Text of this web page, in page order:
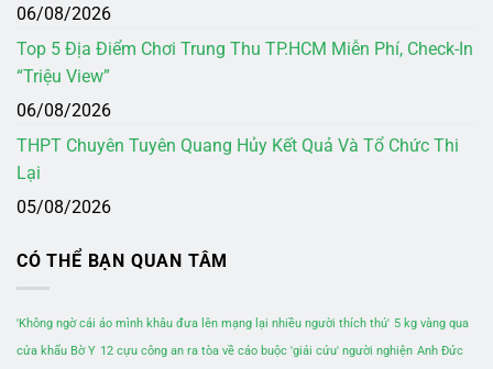
06/08/2026
Top 5 Địa Điểm Chơi Trung Thu TP.HCM Miễn Phí, Check-In
“Triệu View”
06/08/2026
THPT Chuyên Tuyên Quang Hủy Kết Quả Và Tổ Chức Thi
Lại
05/08/2026
CÓ THỂ BẠN QUAN TÂM
'Không ngờ cái áo mình khâu đưa lên mạng lại nhiều người thích thú' 5 kg vàng qua
cửa khẩu Bờ Y 12 cựu công an ra tòa về cáo buộc 'giải cứu' người nghiện Anh Đức